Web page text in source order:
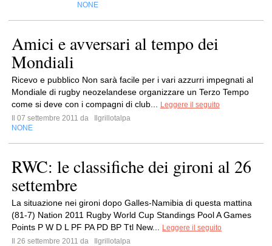
NONE
Amici e avversari al tempo dei
Mondiali
Ricevo e pubblico Non sarà facile per i vari azzurri impegnati al
Mondiale di rugby neozelandese organizzare un Terzo Tempo
come si deve con i compagni di club...
Leggere il seguito
Il 07 settembre 2011 da
Ilgrillotalpa
NONE
RWC: le classifiche dei gironi al 26
settembre
La situazione nei gironi dopo Galles-Namibia di questa mattina
(81-7) Nation 2011 Rugby World Cup Standings Pool A Games
Points P W D L PF PA PD BP Ttl New...
Leggere il seguito
Il 26 settembre 2011 da
Ilgrillotalpa